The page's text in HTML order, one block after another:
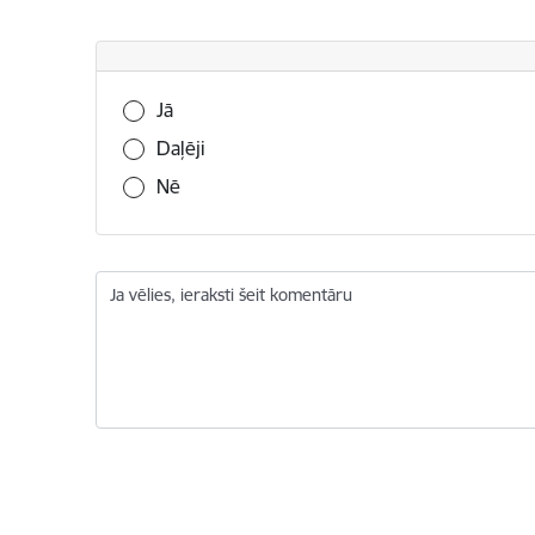
Vai šī informācija bija noderīga?
Jā
Daļēji
Nē
Ja vēlies, ieraksti šeit komentāru